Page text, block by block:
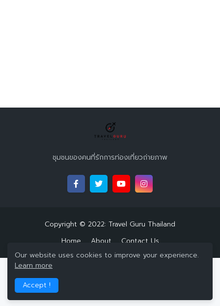
ชุมชนของคนที่รักการท่องเที่ยวถ่ายภาพ
Copyright © 2022: Travel Guru Thailand
Home
About
Contact Us
Our website uses cookies to improve your experience.
Learn more
Accept !